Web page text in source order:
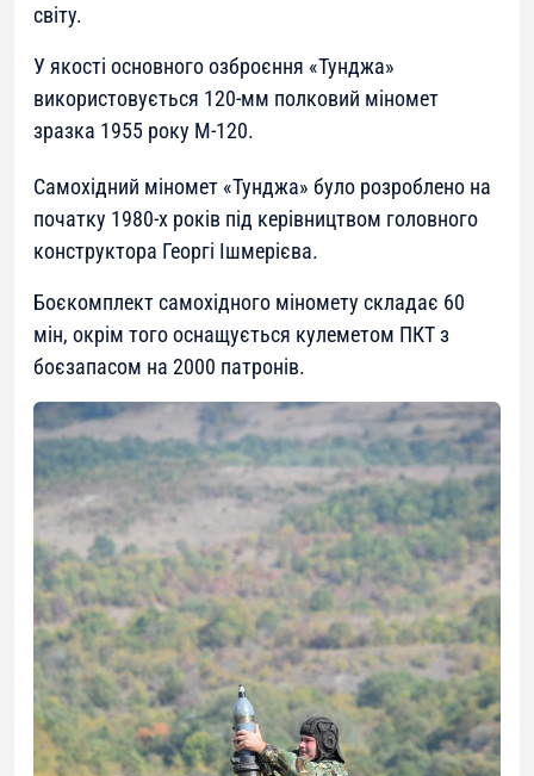
світу.
У якості основного озброєння «Тунджа»
використовується 120-мм полковий міномет
зразка 1955 року М-120.
Самохідний міномет «Тунджа» було розроблено на
початку 1980-х років під керівництвом головного
конструктора Георгі Ішмерієва.
Боєкомплект самохідного міномету складає 60
мін, окрім того оснащується кулеметом ПКТ з
боєзапасом на 2000 патронів.